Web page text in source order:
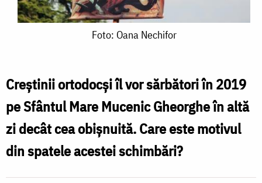
Foto: Oana Nechifor
Creştinii ortodocşi îl vor sărbători în 2019
pe Sfântul Mare Mucenic Gheorghe în altă
zi decât cea obişnuită. Care este motivul
din spatele acestei schimbări?